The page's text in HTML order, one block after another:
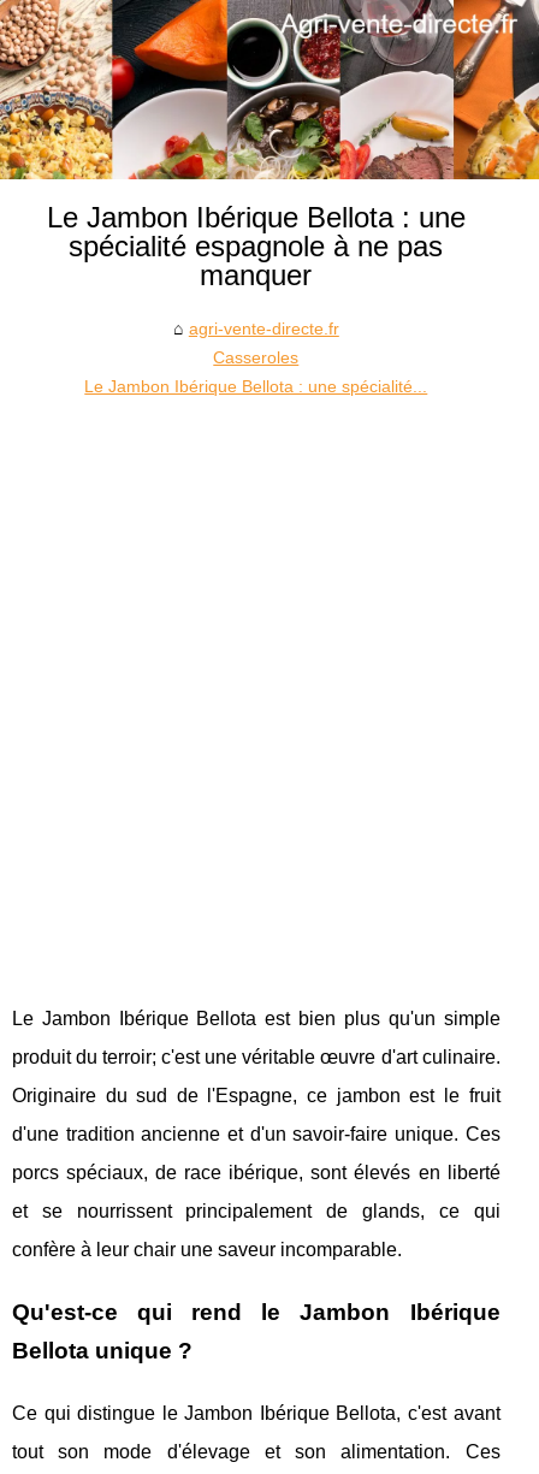
Le Jambon Ibérique Bellota : une
spécialité espagnole à ne pas
manquer
agri-vente-directe.fr
Casseroles
Le Jambon Ibérique Bellota : une spécialité...
Le Jambon Ibérique Bellota est bien plus qu'un simple
produit du terroir; c'est une véritable œuvre d'art culinaire.
Originaire du sud de l'Espagne, ce jambon est le fruit
d'une tradition ancienne et d'un savoir-faire unique. Ces
porcs spéciaux, de race ibérique, sont élevés en liberté
et se nourrissent principalement de glands, ce qui
confère à leur chair une saveur incomparable.
Qu'est-ce qui rend le Jambon Ibérique
Bellota unique ?
Ce qui distingue le Jambon Ibérique Bellota, c'est avant
tout son mode d'élevage et son alimentation. Ces